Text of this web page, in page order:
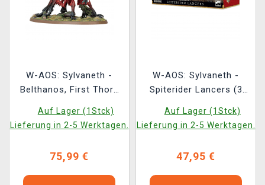
W-AOS: Sylvaneth -
Belthanos, First Thorn
Auf Lager (1Stck)
Lieferung in 2-5 Werktagen.
75,99 €
W-AOS: Sylvaneth -
Spiterider Lancers (3
Auf Lager (1Stck)
Lieferung in 2-5 Werktagen.
47,95 €